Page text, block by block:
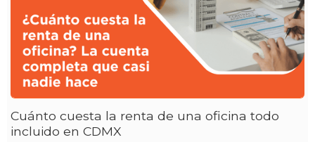
Cuánto cuesta la renta de una oficina todo
incluido en CDMX